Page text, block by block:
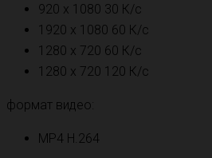
920 x 1080 30 К/с
1920 x 1080 60 К/с
1280 x 720 60 К/с
1280 x 720 120 К/с
формат видео:
MP4 H.264